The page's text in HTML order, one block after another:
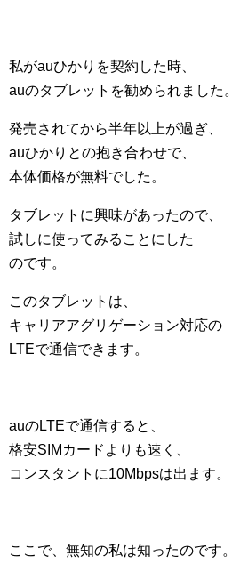
私がauひかりを契約した時、
auのタブレットを勧められました。
発売されてから半年以上が過ぎ、
auひかりとの抱き合わせで、
本体価格が無料でした。
タブレットに興味があったので、
試しに使ってみることにした
のです。
このタブレットは、
キャリアアグリゲーション対応の
LTEで通信できます。
auのLTEで通信すると、
格安SIMカードよりも速く、
コンスタントに10Mbpsは出ます。
ここで、無知の私は知ったのです。